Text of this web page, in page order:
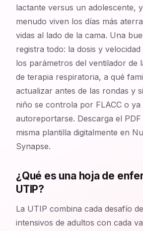
lactante versus un adolescente,
menudo viven los días más
vidas al lado de la cama. Una
registra todo: la dosis y
los parámetros del ventilador de
de terapia respiratoria, a qué
actualizar antes de las rondas y
niño se controla por FLACC o ya
autoreportarse. Descarga el
misma plantilla digitalmente en
Synapse.
¿Qué es una hoja de
UTIP?
La UTIP combina cada desafío
intensivos de adultos con cada